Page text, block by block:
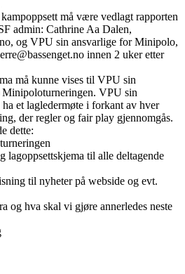
må være vedlagt rapporten
admin: Cathrine Aa Dalen,
og VPU sin ansvarlige for Minipolo,
innen 2 uker etter
må kunne vises til VPU sin
Minipoloturneringen. VPU sin
et lagledermøte i forkant av hver
der regler og fair play gjennomgås.
dette:
lagoppsettskjema til alle deltagende
til nyheter på webside og evt.
og hva skal vi gjøre annerledes neste